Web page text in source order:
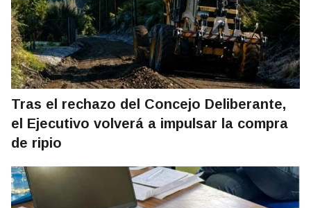
Tras el rechazo del Concejo Deliberante,
el Ejecutivo volverá a impulsar la compra
de ripio